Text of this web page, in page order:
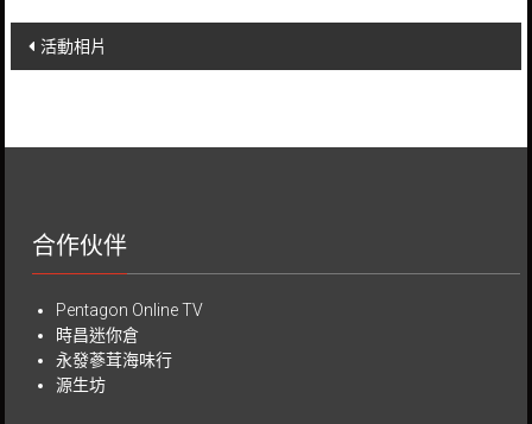
Post
活動相片
合作伙伴
Pentagon Online TV
時昌迷你倉
永發蔘茸海味行
源生坊